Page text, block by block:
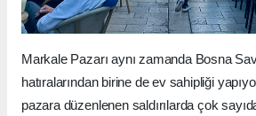
Markale Pazarı aynı zamanda Bosna
hatıralarından birine de ev sahipliği
pazara düzenlenen saldırılarda çok